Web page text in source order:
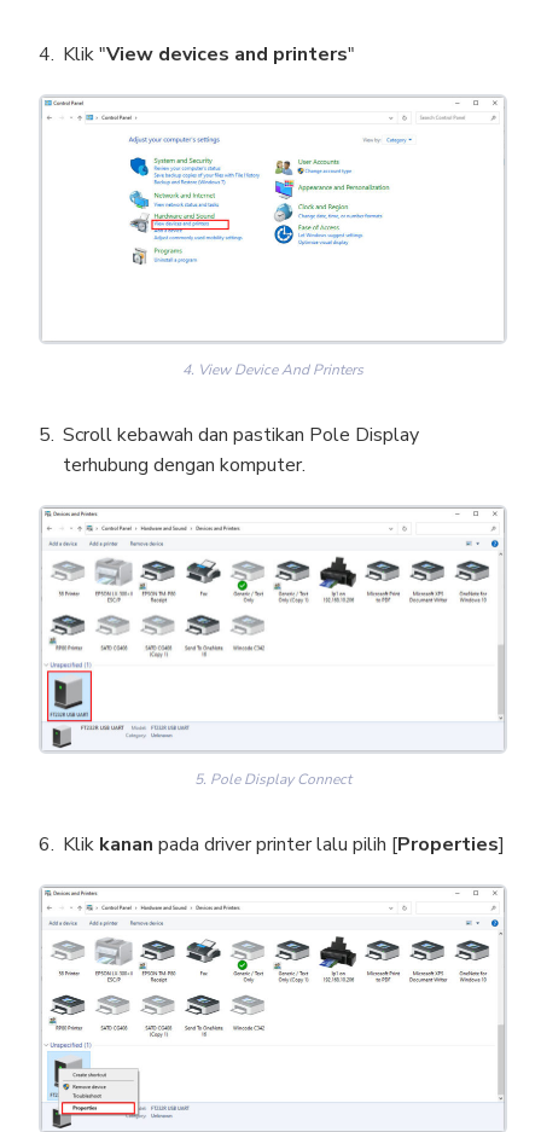
Klik "View devices and printers"
4. View Device And Printers
Scroll kebawah dan pastikan Pole Display
terhubung dengan komputer.
5. Pole Display Connect
Klik kanan pada driver printer lalu pilih [Properties]